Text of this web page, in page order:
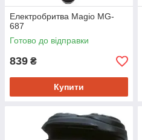
Електробритва Magio MG-
687
Готово до відправки
839 ₴
Купити